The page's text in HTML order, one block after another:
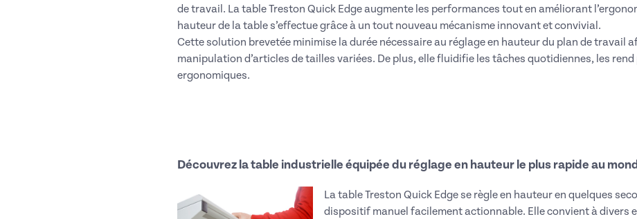
de travail. La table Treston Quick Edge augmente les performances tout en améliorant
hauteur de la table s’effectue grâce à un tout nouveau mécanisme innovant et convivial.
Cette solution brevetée minimise la durée nécessaire au réglage en hauteur du plan de travail
manipulation d’articles de tailles variées. De plus, elle fluidifie les tâches quotidiennes, les
ergonomiques.
Découvrez la table industrielle équipée du réglage en hauteur le plus rapide au
La table Treston Quick Edge se règle en hauteur en quelques
dispositif manuel facilement actionnable. Elle convient à divers